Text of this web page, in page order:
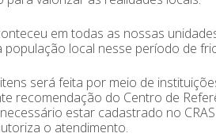
em todas as nossas
local nesse período de
será feita por meio de
recomendação do Centro de
estar cadastrado no
o atendimento.